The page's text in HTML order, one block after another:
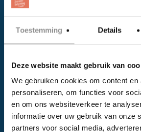
Toestemming Details
Deze website maakt gebruik van
We gebruiken cookies om content en
personaliseren, om functies voor
en om ons websiteverkeer te
informatie over uw gebruik van onze
partners voor social media,
Facebook
EVENTS
Kalender
Bedrijven